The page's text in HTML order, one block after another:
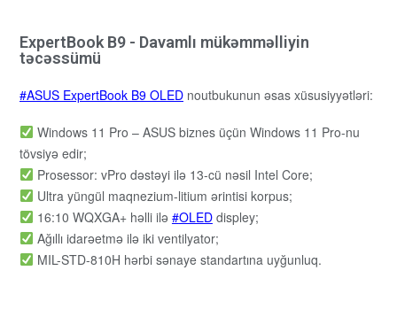
ExpertBook B9 - Davamlı mükəmməlliyin
təcəssümü
ASUS ExpertBook B9 OLED noutbukunun əsas xüsusiyyətləri:
Windows 11 Pro – ASUS biznes üçün Windows 11 Pro-nu
tövsiyə edir;
Prosessor: vPro dəstəyi ilə 13-cü nəsil Intel Core;
Ultra yüngül maqnezium-litium ərintisi korpus;
16:10 WQXGA+ həlli ilə
OLEDdispley;
Ağıllı idarəetmə ilə iki ventilyator;
MIL-STD-810H hərbi sənaye standartına uyğunluq.